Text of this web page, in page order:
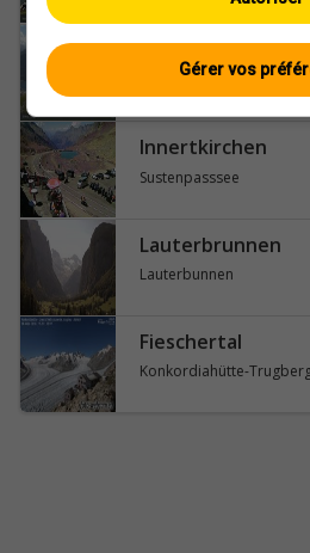
Sankt Moritz
Corviglia-St-Moritz-Lake-
Innertkirchen
Sustenpasssee
Lauterbrunnen
Lauterbunnen
Fieschertal
Gérer vos